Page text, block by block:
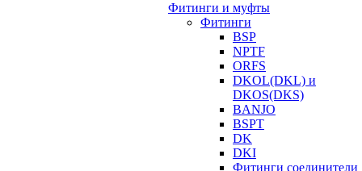
Фитинги и муфты
Фитинги
BSP
NPTF
ORFS
DKOL(DKL) и
DKOS(DKS)
BANJO
BSPT
DK
DKI
Фитинги соединители